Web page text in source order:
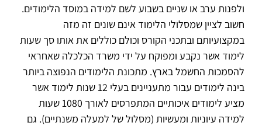
ולפנות ערב או שניים בשבוע לשם למידה במוסד הלימודים.
חשוב לציין שמסלולי הלימוד אינם שונים זה מזה
במקצועיותם ובתכני הקורס וכולם כוללים את אותו סך שעות
לימוד אשר נקבע ומפוקח על ידי משרד הכלכלה שאחראי
להסמכות החשמל בארץ. מתכונת הלימודים הנפוצה ביותר
בינה לימודים עבור מתעניינים בעלי 12 שנות לימוד אשר
מציע לימודים איכותיים המתפרסים לאורך 1080 שעות
למידה עיוניות ומעשיות (מסלול של למעלה משנתיים). גם